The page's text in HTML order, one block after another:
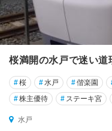
桜満開の水戸で迷い道
#桜 #水戸 #偕楽園
#株主優待 # ステーキ宮
水戸